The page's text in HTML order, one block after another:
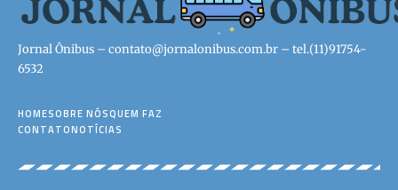
Jornal Ônibus – contato@jornalonibus.com.br – tel.(11)91754-
6532
HOMESOBRE NÓSQUEM FAZ
CONTATONOTÍCIAS